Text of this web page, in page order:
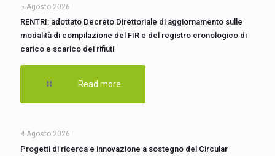
5 Agosto 2026
RENTRI: adottato Decreto Direttoriale di aggiornamento sulle
modalità di compilazione del FIR e del registro cronologico di
carico e scarico dei rifiuti
Read more
4 Agosto 2026
Progetti di ricerca e innovazione a sostegno del Circular